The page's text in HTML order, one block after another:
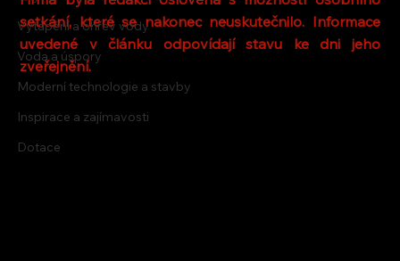
Vytápění a ohřev vody
Voda a úspory
Moderní technologie a stavby
Inspirace a zajímavosti
Dotace
setkání, které se nakonec neuskutečnilo. Informace
uvedené v článku odpovídají stavu ke dni jeho
zveřejnění.